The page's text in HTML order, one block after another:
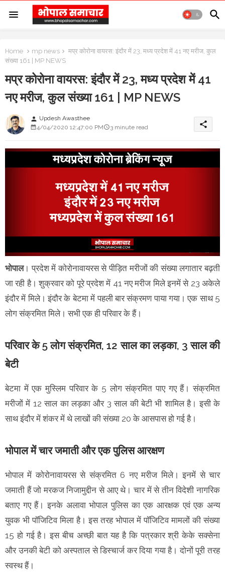
Home mp news
मप्र कोरोना वायरस: इंदौर में 23, मध्य प्रदेश में 41 नए मरीज, कुल
संख्या 161 | MP NEWS
मप्र कोरोना वायरस: इंदौर में 23, मध्य प्रदेश में 41
नए मरीज, कुल संख्या 161 | MP NEWS
person Updesh Awasthee
4/04/2020 12:47:00 PM
3 minute read share
भोपाल। प्रदेश में कोरोनावायरस से पीड़ित मरीजों की संख्या लगातार बढ़ती
जा रही है। शुक्रवार को पूरे प्रदेश में 41 नए मरीज मिले इनमें से 23 अकेले
इंदौर में मिले। इंदौर के बेटमा में पहली बार संक्रमण पाया गया। एक साथ 5
लोग संक्रमित मिले। सभी एक ही परिवार के हैं।
परिवार के 5 लोग संक्रमित, 12 साल का लड़का, 3 साल की
बेटी
बेटमा में एक मुस्लिम परिवार के 5 लोग संक्रमित पाए गए हैं। संक्रमित
मरीजों में 12 साल का लड़का और 3 साल की बेटी भी शामिल है। इसी के
साथ इंदौर में शंकर में थे लाखों की संख्या 20 के आसपास हो गई है।
भोपाल में चार जमाती और एक पुलिस आरक्षण
भोपाल में कोरोनावायरस से संक्रमित 6 नए मरीज मिले। इनमें से चार
जमाती हैं जो मरकज निजामुद्दीन से आए थे। चार में से तीन विदेशी नागरिक
बताए गए हैं। इनके अलावा भोपाल पुलिस का एक आरक्षक एवं एक अन्य
युवक भी पॉजिटिव मिला है। इस तरह भोपाल में पॉजिटिव मामलों की संख्या
15 हो गई है। इस बीच अच्छी बात यह है कि पत्रकार श्री केके सक्सेना
और उनकी बेटी को अस्पताल से डिस्चार्ज कर दिया गया है। दोनों पूरी तरह
स्वस्थ हैं।